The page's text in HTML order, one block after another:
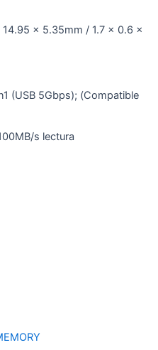
x 5.35mm / 1.7 x 0.6 x
(USB 5Gbps); (Compatible
s lectura